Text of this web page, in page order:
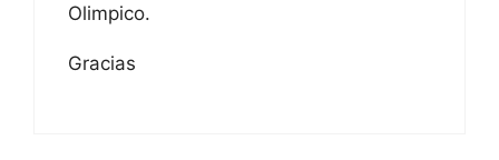
Olimpico.
Gracias